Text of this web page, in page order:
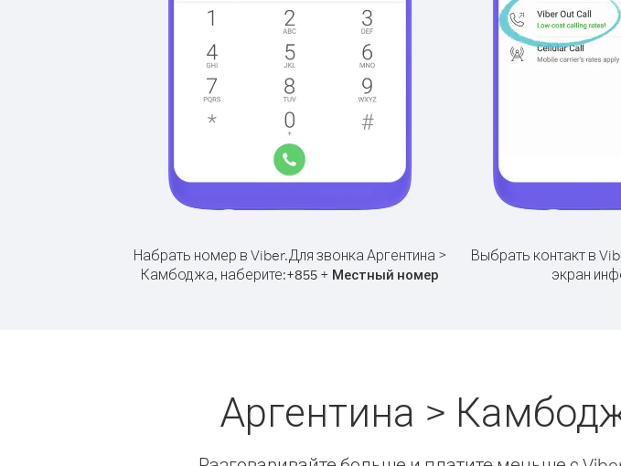
Набрать номер в Viber.Для звонка Аргентина >
Камбоджа, наберите:+855 + Местный номер
Выбрать контакт в
экран
Аргентина >